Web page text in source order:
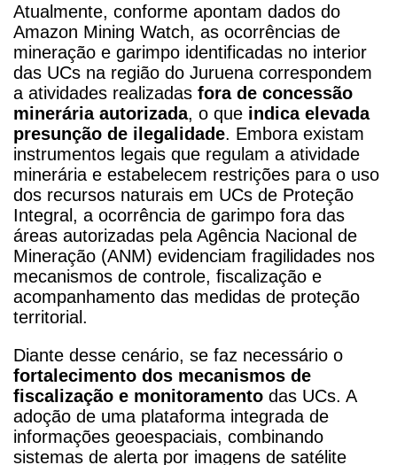
Atualmente, conforme apontam dados do
Amazon Mining Watch, as ocorrências de
mineração e garimpo identificadas no interior
das UCs na região do Juruena correspondem
a atividades realizadas fora de concessão
minerária autorizada, o que indica elevada
presunção de ilegalidade. Embora existam
instrumentos legais que regulam a atividade
minerária e estabelecem restrições para o uso
dos recursos naturais em UCs de Proteção
Integral, a ocorrência de garimpo fora das
áreas autorizadas pela Agência Nacional de
Mineração (ANM) evidenciam fragilidades nos
mecanismos de controle, fiscalização e
acompanhamento das medidas de proteção
territorial.
Diante desse cenário, se faz necessário o
fortalecimento dos mecanismos de
fiscalização e monitoramento das UCs. A
adoção de uma plataforma integrada de
informações geoespaciais, combinando
sistemas de alerta por imagens de satélite